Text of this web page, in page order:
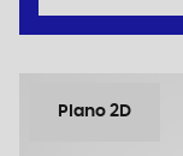
Plano 2D